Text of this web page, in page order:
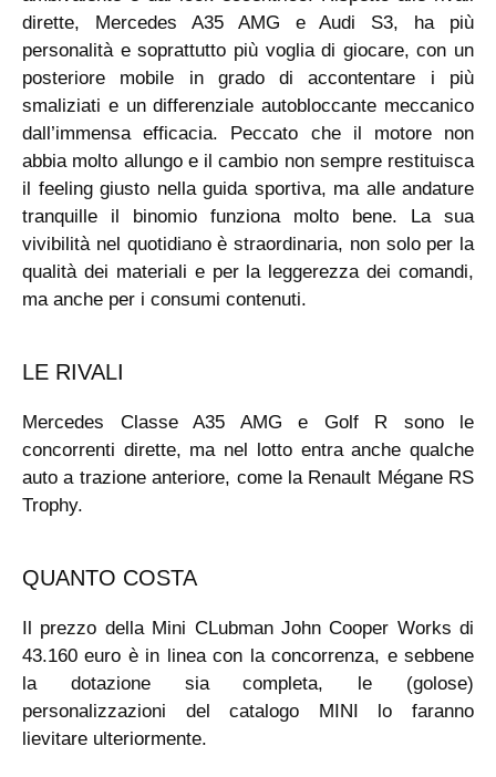
dirette, Mercedes A35 AMG e Audi S3, ha più
personalità e soprattutto più voglia di giocare, con un
posteriore mobile in grado di accontentare i più
smaliziati e un differenziale autobloccante meccanico
dall’immensa efficacia. Peccato che il motore non
abbia molto allungo e il cambio non sempre restituisca
il feeling giusto nella guida sportiva, ma alle andature
tranquille il binomio funziona molto bene. La sua
vivibilità nel quotidiano è straordinaria, non solo per la
qualità dei materiali e per la leggerezza dei comandi,
ma anche per i consumi contenuti.
LE RIVALI
Mercedes Classe A35 AMG e Golf R sono le
concorrenti dirette, ma nel lotto entra anche qualche
auto a trazione anteriore, come la Renault Mégane RS
Trophy.
QUANTO COSTA
Il prezzo della Mini CLubman John Cooper Works di
43.160 euro è in linea con la concorrenza, e sebbene
la dotazione sia completa, le (golose)
personalizzazioni del catalogo MINI lo faranno
lievitare ulteriormente.